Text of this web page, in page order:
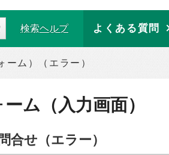
検索ヘルプ よくある質問
ーム）（エラー）
ム（入力画面）
せ（エラー）